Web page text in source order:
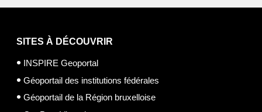
SITES À DÉCOUVRIR
INSPIRE Geoportal
Géoportail des institutions fédérales
Géoportail de la Région bruxelloise